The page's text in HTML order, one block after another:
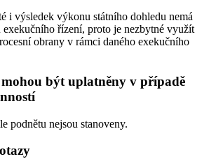
i výsledek výkonu státního dohledu nemá
řízení, proto je nezbytné využít
obrany v rámci daného exekučního
mohou být uplatněny v případě
podnětu nejsou stanoveny.